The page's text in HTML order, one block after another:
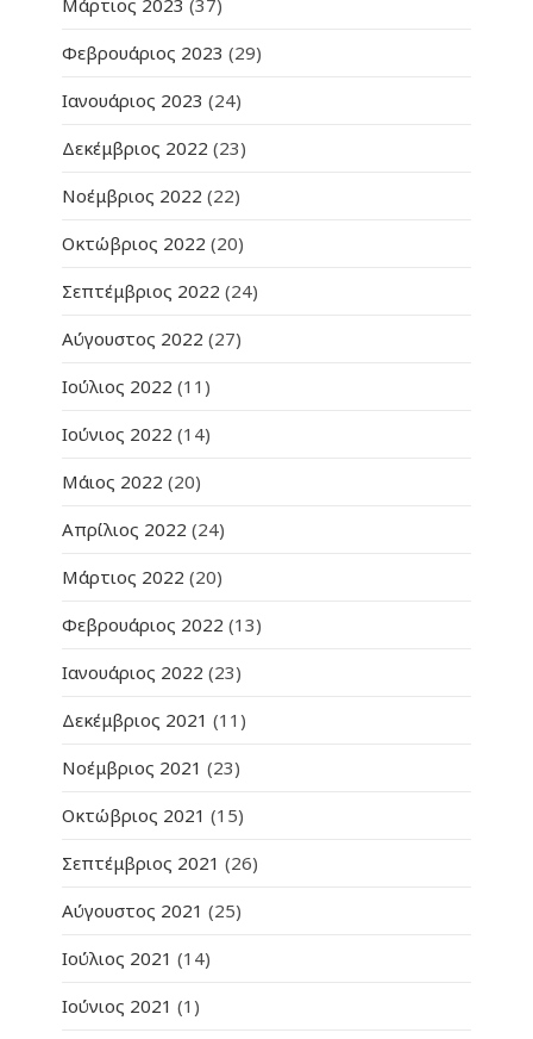
Φεβρουάριος 2023 (29)
Ιανουάριος 2023 (24)
Δεκέμβριος 2022 (23)
Νοέμβριος 2022 (22)
Οκτώβριος 2022 (20)
Σεπτέμβριος 2022 (24)
Αύγουστος 2022 (27)
Ιούλιος 2022 (11)
Ιούνιος 2022 (14)
Μάιος 2022 (20)
Απρίλιος 2022 (24)
Μάρτιος 2022 (20)
Φεβρουάριος 2022 (13)
Ιανουάριος 2022 (23)
Δεκέμβριος 2021 (11)
Νοέμβριος 2021 (23)
Οκτώβριος 2021 (15)
Σεπτέμβριος 2021 (26)
Αύγουστος 2021 (25)
Ιούλιος 2021 (14)
Ιούνιος 2021 (1)